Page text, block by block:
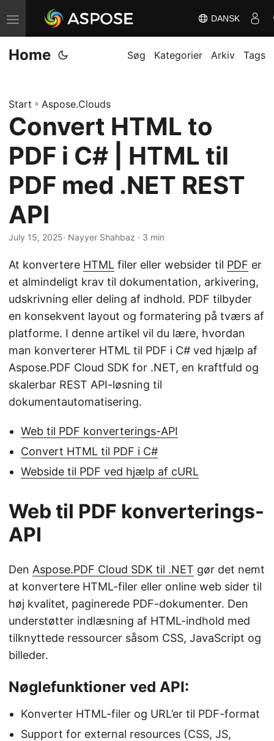
S
k
i
n
a
i
g
a
t
i
o
n
DANSK
Home Søg Kategorier Arkiv Tags
Start » Aspose.Clouds
Convert HTML to
PDF i C# | HTML til
PDF med .NET REST
API
July 15, 2025· Nayyer Shahbaz · 3 min
At konvertere HTML filer eller websider til PDF er
et almindeligt krav til dokumentation, arkivering,
udskrivning eller deling af indhold. PDF tilbyder
en konsekvent layout og formatering på tværs af
platforme. I denne artikel vil du lære, hvordan
man konverterer HTML til PDF i C# ved hjælp af
Aspose.PDF Cloud SDK for .NET, en kraftfuld og
skalerbar REST API-løsning til
dokumentautomatisering.
Web til PDF konverterings-API
Convert HTML til PDF i C#
Webside til PDF ved hjælp af cURL
Web til PDF konverterings-
API
Den Aspose.PDF Cloud SDK til .NET gør det nemt
at konvertere HTML-filer eller online web sider til
høj kvalitet, paginerede PDF-dokumenter. Den
understøtter indlæsning af HTML-indhold med
tilknyttede ressourcer såsom CSS, JavaScript og
billeder.
Nøglefunktioner ved API:
Konverter HTML-filer og URL’er til PDF-format
Support for external resources (CSS, JS,